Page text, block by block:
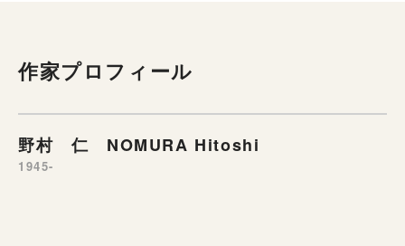
作家プロフィール
野村 仁 NOMURA Hitoshi
1945-